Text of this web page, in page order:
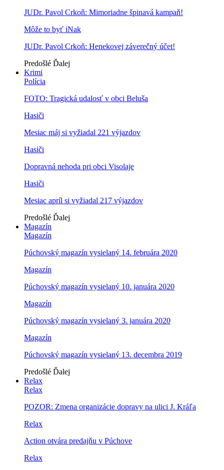
JUDr. Pavol Crkoň: Mimoriadne špinavá kampaň!
Môže to byť iNak
JUDr. Pavol Crkoň: Henekovej záverečný účet!
Predošlé Ďalej
Krimi
Polícia
FOTO: Tragická udalosť v obci Beluša
Hasiči
Mesiac máj si vyžiadal 221 výjazdov
Hasiči
Dopravná nehoda pri obci Visolaje
Hasiči
Mesiac apríl si vyžiadal 217 výjazdov
Predošlé Ďalej
Magazín
Magazín
Púchovský magazín vysielaný 14. februára 2020
Magazín
Púchovský magazín vysielaný 10. januára 2020
Magazín
Púchovský magazín vysielaný 3. januára 2020
Magazín
Púchovský magazín vysielaný 13. decembra 2019
Predošlé Ďalej
Relax
Relax
POZOR: Zmena organizácie dopravy na ulici J. Kráľa
Relax
Action otvára predajňu v Púchove
Relax